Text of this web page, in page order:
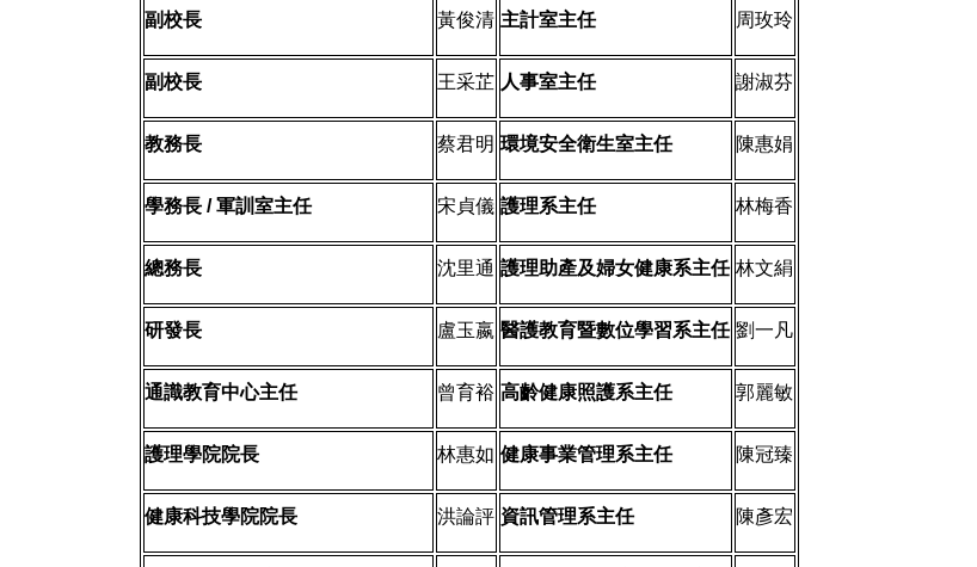
副校長 黃俊清 主計室主任 周玫玲
副校長 王采芷 人事室主任 謝淑芬
教務長 蔡君明 環境安全衛生室主任 陳惠娟
學務長 /軍訓室主任 宋貞儀 護理系主任 林梅香
總務長 沈里通 護理助產及婦女健康系主任 林文絹
研發長 盧玉嬴 醫護教育暨數位學習系主任 劉一凡
通識教育中心主任 曾育裕 高齡健康照護系主任 郭麗敏
護理學院院長 林惠如 健康事業管理系主任 陳冠臻
健康科技學院院長 洪論評 資訊管理系主任 陳彥宏